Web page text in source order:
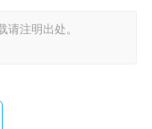
注明出处。